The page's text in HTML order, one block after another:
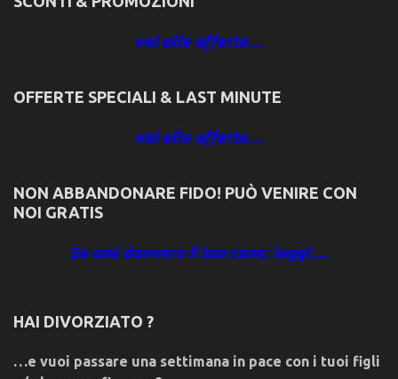
vai alle offerte…
OFFERTE SPECIALI & LAST MINUTE
vai alle offerte…
NON ABBANDONARE FIDO! PUÒ VENIRE CON
NOI GRATIS
Se ami davvero il tuo cane: leggi:…
HAI DIVORZIATO ?
…e vuoi passare una settimana in pace con i tuoi figli